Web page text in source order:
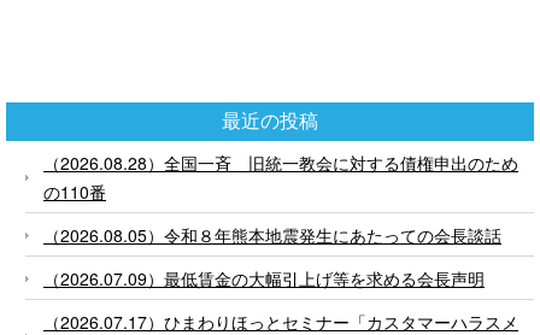
最近の投稿
（2026.08.28）全国一斉 旧統一教会に対する債権申出のため
の110番
（2026.08.05）令和８年熊本地震発生にあたっての会長談話
（2026.07.09）最低賃金の大幅引上げ等を求める会長声明
（2026.07.17）ひまわりほっとセミナー「カスタマーハラスメ